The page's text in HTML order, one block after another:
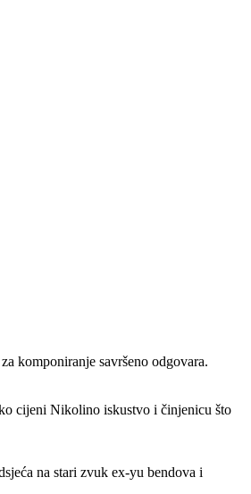
komponiranje savršeno odgovara.
cijeni Nikolino iskustvo i činjenicu što
na stari zvuk ex-yu bendova i